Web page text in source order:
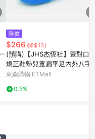
降價
$266 (降$13)
(預購)【JHS杰恆社】壹對口PU
矯正鞋墊兒童扁平足內外八字矯
形鞋墊足內外翻矯形RAKASO諾
東森購物 ETMall
0.5%